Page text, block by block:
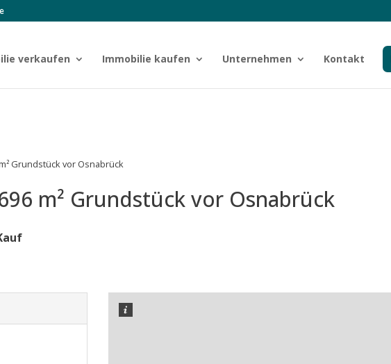
verkaufen Immobilie kaufen Unternehmen Kontakt
Grundstück vor Osnabrück
m² Grundstück vor Osnabrück